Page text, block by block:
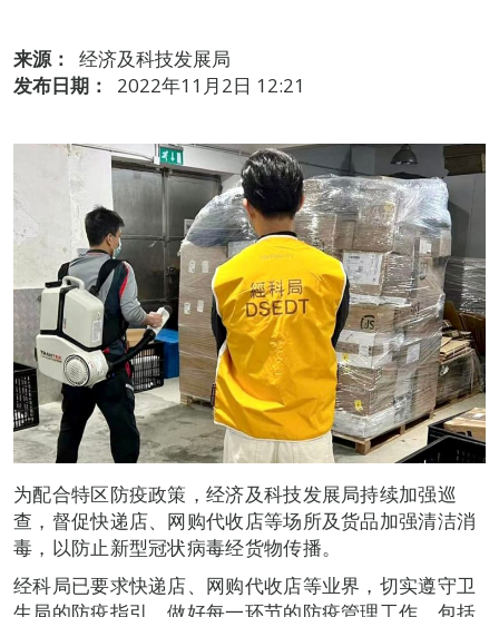
来源：
经济及科技发展局
发布日期：
2022年11月2日 12:21
为配合特区防疫政策，经济及科技发展局持续加强巡
查，督促快递店、网购代收店等场所及货品加强清洁消
毒，以防止新型冠状病毒经货物传播。
经科局已要求快递店、网购代收店等业界，切实遵守卫
生局的防疫指引，做好每一环节的防疫管理工作，包括